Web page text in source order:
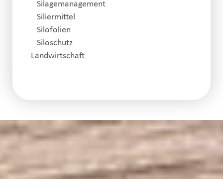
Silagemanagement
Siliermittel
Silofolien
Siloschutz
Landwirtschaft